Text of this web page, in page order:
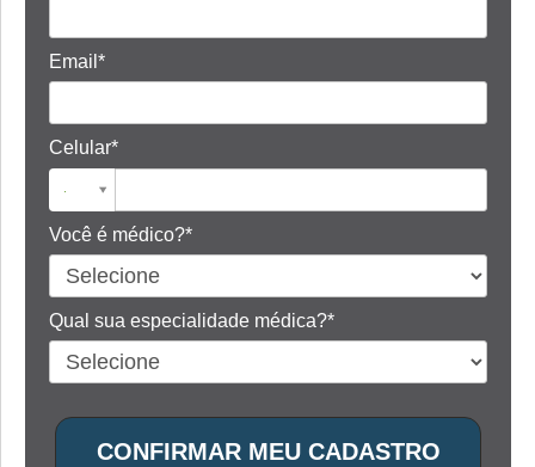
Email*
Celular*
Você é médico?*
Qual sua especialidade médica?*
CONFIRMAR MEU CADASTRO